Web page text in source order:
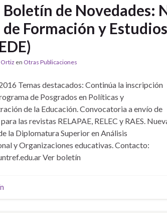
Boletín de Novedades:
de Formación y
Ortiz en Otras Publicaciones
Temas destacados: Continúa la inscripción
de Posgrados en Políticas y
de la Educación. Convocatoria a envío de
las revistas RELAPAE, RELEC y RAES.
la Diplomatura Superior en Análisis
y Organizaciones educativas. Contacto:
Ver boletín